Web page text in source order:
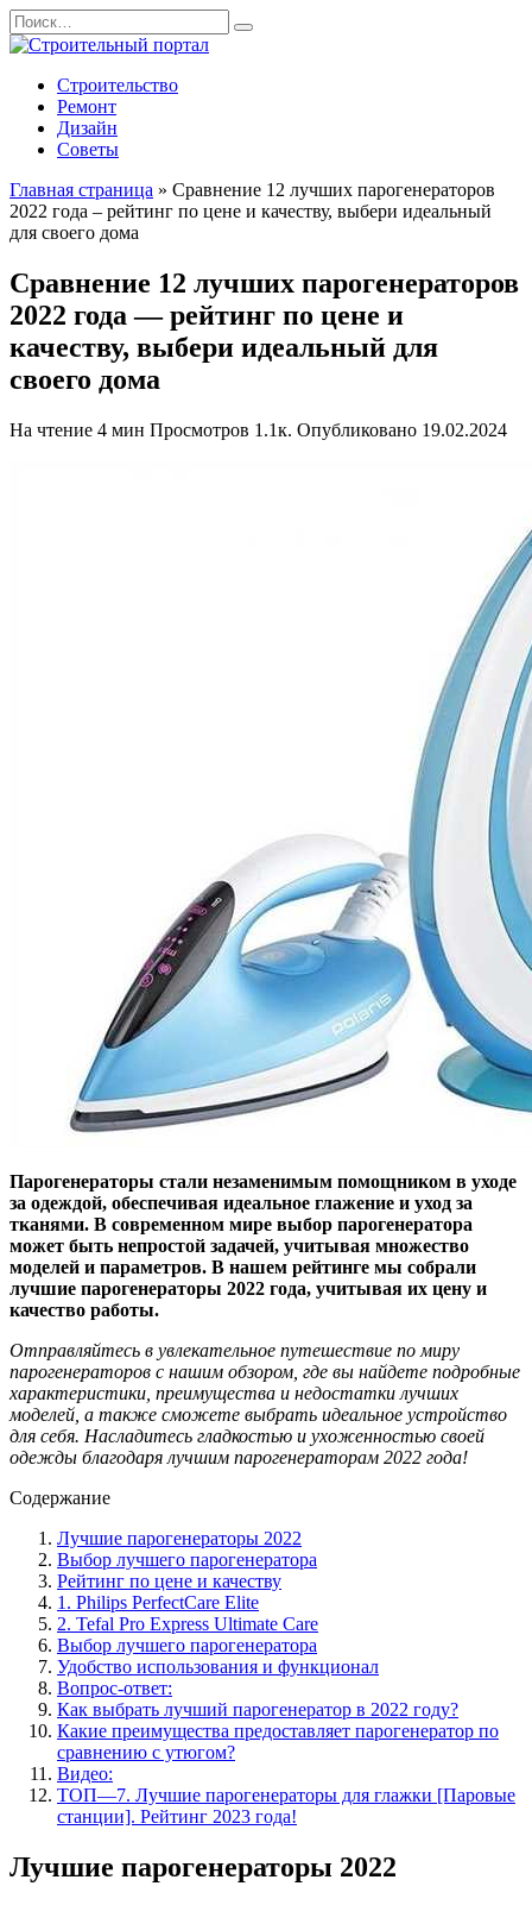
Перейти
к
содержанию
Search
for:
Строительство
Ремонт
Дизайн
Советы
Главная страница » Сравнение 12 лучших парогенераторов
2022 года – рейтинг по цене и качеству, выбери идеальный
для своего дома
Сравнение 12 лучших парогенераторов
2022 года — рейтинг по цене и
качеству, выбери идеальный для
своего дома
На чтение 4 мин Просмотров 1.1к. Опубликовано 19.02.2024
Парогенераторы стали незаменимым помощником в уходе
за одеждой, обеспечивая идеальное глажение и уход за
тканями. В современном мире выбор парогенератора
может быть непростой задачей, учитывая множество
моделей и параметров. В нашем рейтинге мы собрали
лучшие парогенераторы 2022 года, учитывая их цену и
качество работы.
Отправляйтесь в увлекательное путешествие по миру
парогенераторов с нашим обзором, где вы найдете подробные
характеристики, преимущества и недостатки лучших
моделей, а также сможете выбрать идеальное устройство
для себя. Насладитесь гладкостью и ухоженностью своей
одежды благодаря лучшим парогенераторам 2022 года!
Содержание
Лучшие парогенераторы 2022
Выбор лучшего парогенератора
Рейтинг по цене и качеству
1. Philips PerfectCare Elite
2. Tefal Pro Express Ultimate Care
Выбор лучшего парогенератора
Удобство использования и функционал
Вопрос-ответ:
Как выбрать лучший парогенератор в 2022 году?
Какие преимущества предоставляет парогенератор по
сравнению с утюгом?
Видео:
ТОП—7. Лучшие парогенераторы для глажки [Паровые
станции]. Рейтинг 2023 года!
Лучшие парогенераторы 2022